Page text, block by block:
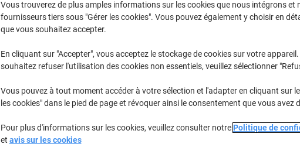
3+Unités CHF539.00
Quantité
Vous trouverez de plus amples informations sur les cookies que nous intégrons et
fournisseurs tiers sous "Gérer les cookies". Vous pouvez également y choisir en
que vous souhaitez accepter.
En cliquant sur "Accepter", vous acceptez le stockage de cookies sur votre appareil.
souhaitez refuser l'utilisation des cookies non essentiels, veuillez sélectionner
Vous pouvez à tout moment accéder à votre sélection et l'adapter en cliquant sur le
les cookies" dans le pied de page et révoquer ainsi le consentement que vous avez
Pour plus d'informations sur les cookies, veuillez consulter notre Politique de
et avis sur les cookies